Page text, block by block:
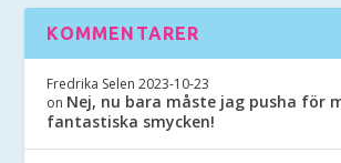
KOMMENTARER
Fredrika Selen 2023-10-23
on Nej, nu bara måste jag pusha för
fantastiska smycken!